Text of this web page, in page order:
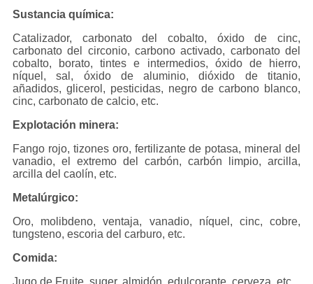
Sustancia química:
Catalizador, carbonato del cobalto, óxido de cinc,
carbonato del circonio, carbono activado, carbonato del
cobalto, borato, tintes e intermedios, óxido de hierro,
níquel, sal, óxido de aluminio, dióxido de titanio,
añadidos, glicerol, pesticidas, negro de carbono blanco,
cinc, carbonato de calcio, etc.
Explotación minera:
Fango rojo, tizones oro, fertilizante de potasa, mineral del
vanadio, el extremo del carbón, carbón limpio, arcilla,
arcilla del caolín, etc.
Metalúrgico:
Oro, molibdeno, ventaja, vanadio, níquel, cinc, cobre,
tungsteno, escoria del carburo, etc.
Comida: